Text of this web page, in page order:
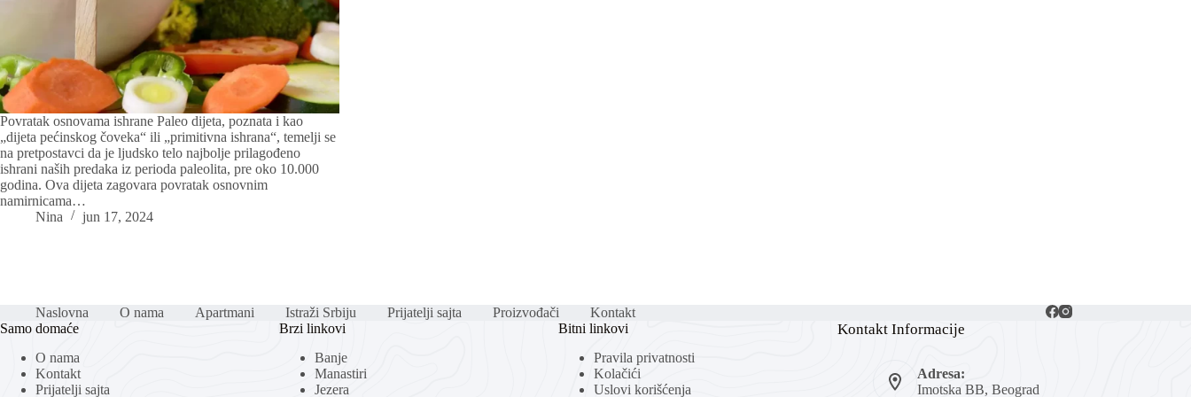
Povratak osnovama ishrane Paleo dijeta, poznata i kao
„dijeta pećinskog čoveka“ ili „primitivna ishrana“, temelji se
na pretpostavci da je ljudsko telo najbolje prilagođeno
ishrani naših predaka iz perioda paleolita, pre oko 10.000
godina. Ova dijeta zagovara povratak osnovnim
namirnicama…
Nina
jun 17, 2024
Naslovna O nama Apartmani Istraži Srbiju Prijatelji sajta Proizvođači
Kontakt
Samo domaće
O nama
Kontakt
Prijatelji sajta
Brzi linkovi
Banje
Manastiri
Jezera
Bitni linkovi
Pravila privatnosti
Kolačići
Uslovi korišćenja
Kontakt Informacije
Adresa:
Imotska BB, Beograd